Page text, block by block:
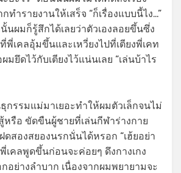
ทำรายงานให้เสร็จ “ก็เรื่องแบบนี้ไง…”
นผมก็รู้สึกได้เลยว่าตัวเองลอยขึ้นซึ่ง
พี่เคลอุ้มขึ้นและเหวี่ยงไปที่เตียงพี่เคท
มยึดไว้กับเตียงไว้แน่นเลย “เล่นบ้าไร
กรรมแม่มาเยอะทำให้ผมตัวเล็กจนไม่
หรือ ขัดขืนผู้ชายที่เล่นกีฬาร่างกาย
ดสองสยองนรกนั่นได้หรอก “เฮ้ยอย่า
เคลพูดขึ้นก่อนจะค่อยๆ ดึงกางเกง
อย่างลำบาก เนื่องจากผมพยายามจะ